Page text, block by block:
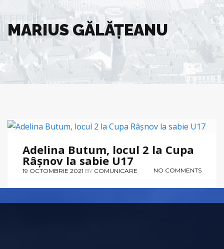
MARIUS GĂLĂȚEANU
Adelina Butum, locul 2 la Cupa
Râșnov la sabie U17
19 OCTOMBRIE 2021 BY COMUNICARE NO COMMENTS